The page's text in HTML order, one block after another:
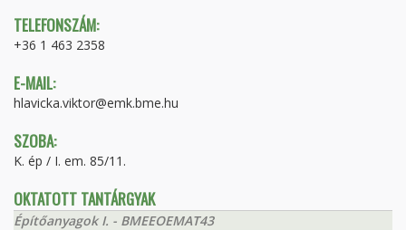
TELEFONSZÁM:
+36 1 463 2358
E-MAIL:
hlavicka.viktor@emk.bme.hu
SZOBA:
K. ép / I. em. 85/11.
OKTATOTT TANTÁRGYAK
Építőanyagok I. - BMEEOEMAT43